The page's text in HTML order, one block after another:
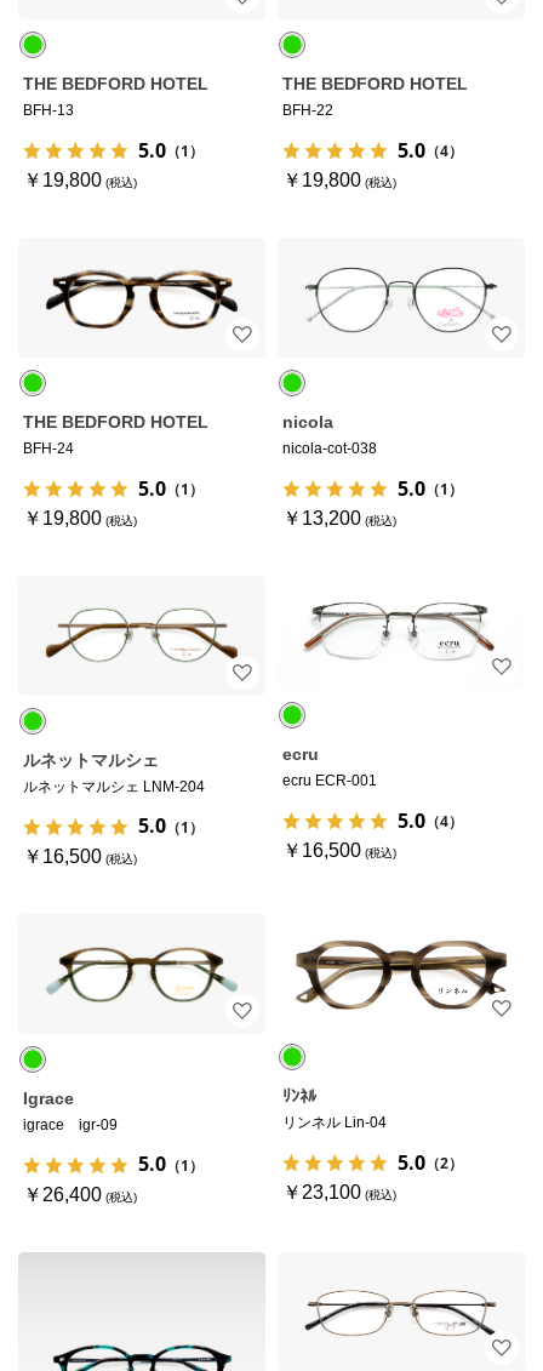
THE BEDFORD HOTEL
BFH-13
5.0 （1）
￥19,800
THE BEDFORD HOTEL
BFH-22
5.0 （4）
￥19,800
THE BEDFORD HOTEL
BFH-24
5.0 （1）
￥19,800
nicola
nicola-cot-038
5.0 （1）
￥13,200
ルネットマルシェ
ルネットマルシェ LNM-204
5.0 （1）
￥16,500
ecru
ecru ECR-001
5.0 （4）
￥16,500
Igrace
igrace igr-09
5.0 （1）
￥26,400
ﾘﾝﾈﾙ
リンネル Lin-04
5.0 （2）
￥23,100